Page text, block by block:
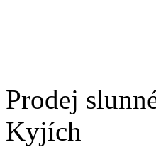
Prodej
Kyjích